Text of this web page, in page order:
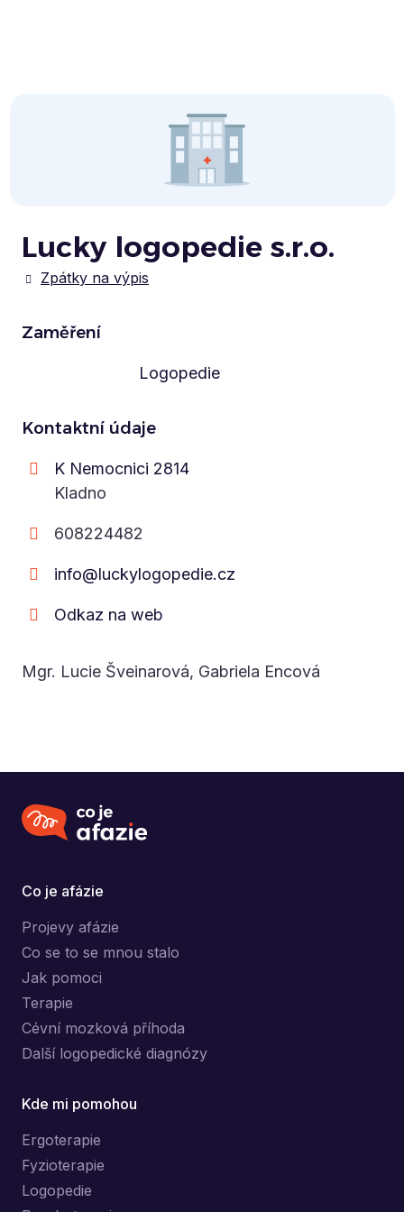
Lucky logopedie s.r.o.
Zpátky na výpis
Zaměření
Logopedie
Kontaktní údaje
K Nemocnici 2814
Kladno
608224482
info@luckylogopedie.cz
Odkaz na web
Mgr. Lucie Šveinarová, Gabriela Encová
Co je afázie
Projevy afázie
Co se to se mnou stalo
Jak pomoci
Terapie
Cévní mozková příhoda
Další logopedické diagnózy
Kde mi pomohou
Ergoterapie
Fyzioterapie
Logopedie